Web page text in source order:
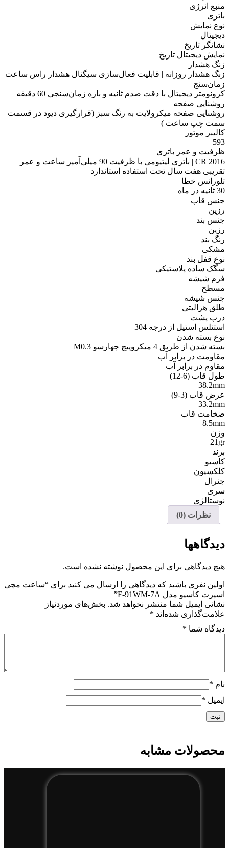
منبع انرژی
باتری
نوع نمایش
دیجیتال
نشانگر تاریخ
نمایش دیجیتال تاریخ
زنگ هشدار
زنگ هشدار روزانه | قابلیت فعال‌سازی سیگنال هشدار راس ساعت
زمان‌سنج
کرونومتر دیجیتال با دقت صدم ثانیه و بازه زمان‌سنجی 60 دقیقه
روشنایی صفحه
روشنایی صفحه میکرولایت به رنگ سبز (قرارگیری دیود در قسمت
سمت چپ ساعت )
کالیبر موتور
593
ظرفیت و عمر باتری
CR 2016 | باتری لیتیومی با ظرفیت 90 میلی‌آمپر ساعت و عمر
تقریبی هفت سال تحت استفاده استاندارد
تلورانس خطا
30 ثانیه در ماه
جنس قاب
رزین
جنس بند
رزین
رنگ بند
مشکی
نوع قفل بند
سگک ساده پلاستیکی
فرم شیشه
مسطح
جنس شیشه
طلق هزالیتی
درب پشت
استنلس استیل از درجه 304
نوع بسته شدن
بسته شدن از طریق 4 میکروپیچ چهارسو M0.3
مقاومت در برابر آب
مقاوم در برابر آب
طول قاب (6-12)
38.2mm
عرض قاب (3-9)
33.2mm
ضخامت قاب
8.5mm
وزن
21gr
برند
کاسیو
کلکسیون
جنرال
سری
نوستالژی
نظرات (0)
دیدگاهها
هیچ دیدگاهی برای این محصول نوشته نشده است.
اولین نفری باشید که دیدگاهی را ارسال می کنید برای “ساعت مچی
اسپرت کاسیو مدل F-91WM-7A”
نشانی ایمیل شما منتشر نخواهد شد. بخش‌های موردنیاز
علامت‌گذاری شده‌اند *
دیدگاه شما *
نام *
ایمیل *
محصولات مشابه